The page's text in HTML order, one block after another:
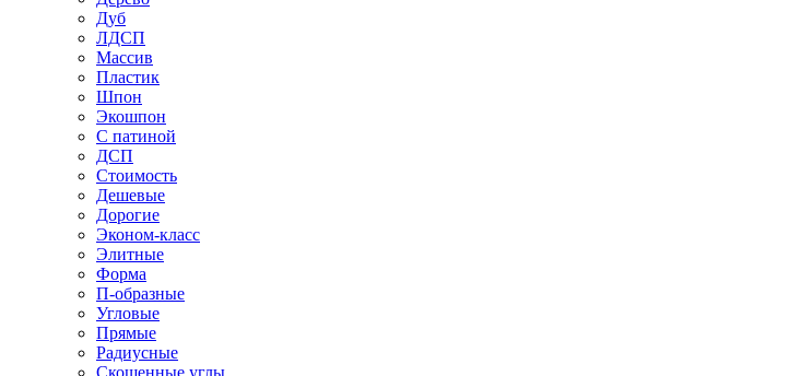
Дуб
ЛДСП
Массив
Пластик
Шпон
Экошпон
С патиной
ДСП
Стоимость
Дешевые
Дорогие
Эконом-класс
Элитные
Форма
П-образные
Угловые
Прямые
Радиусные
Скошенные углы